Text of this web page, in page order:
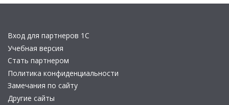
Вход для партнеров 1С
Учебная версия
Стать партнером
Политика конфиденциальности
Замечания по сайту
Другие сайты